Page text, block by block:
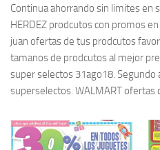
Continua ahorrando sin limites en
HERDEZ prodcutos con promos
juan ofertas de tus prodcutos
tamanos de prodcutos al mejor
super selectos 31ago18. Segundo
superselectos. WALMART ofertas